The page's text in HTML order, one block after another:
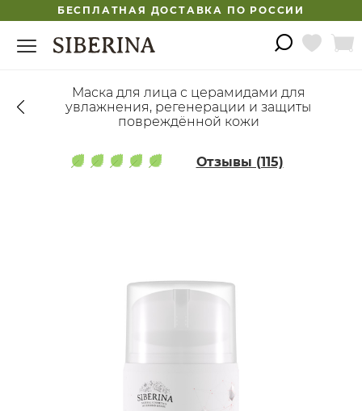
БЕСПЛАТНАЯ ДОСТАВКА ПО РОССИИ
Маска для лица с церамидами для
увлажнения, регенерации и защиты
повреждённой кожи
Отзывы (115)